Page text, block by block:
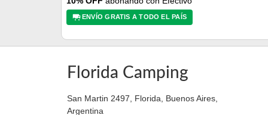
ENVÍO GRATIS A TODO EL PAÍS
Florida Camping
San Martin 2497, Florida, Buenos Aires,
Argentina